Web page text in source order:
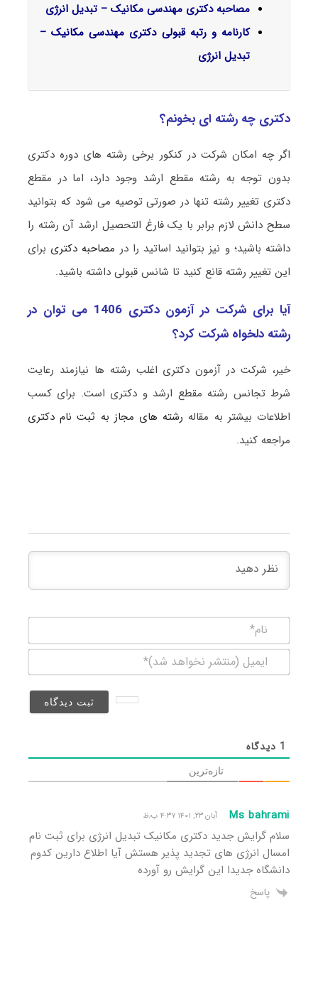
مصاحبه دکتری مهندسی مکانیک – تبدیل انرژی
کارنامه و رتبه قبولی دکتری مهندسی مکانیک –
تبدیل انرژی
دکتری چه رشته ای بخونم؟
اگر چه امکان شرکت در کنکور برخی رشته های دوره دکتری
بدون توجه به رشته مقطع ارشد وجود دارد، اما در مقطع
دکتری تغییر رشته تنها در صورتی توصیه می شود که بتوانید
سطح دانش لازم برابر با یک فارغ التحصیل ارشد آن رشته را
داشته باشید؛ و نیز بتوانید اساتید را در مصاحبه دکتری برای
این تغییر رشته قانع کنید تا شانس قبولی داشته باشید.
آیا برای شرکت در آزمون دکتری 1406 می توان در
رشته دلخواه شرکت کرد؟
خیر، شرکت در آزمون دکتری اغلب رشته ها نیازمند رعایت
شرط تجانس رشته مقطع ارشد و دکتری است. برای کسب
اطلاعات بیشتر به مقاله رشته های مجاز به ثبت نام دکتری
مراجعه کنید.
(منتشر
1 دیدگاه
تازه‌ترین
Ms bahrami آبان ۲۳, ۱۴۰۱ ۴:۳۷ ب٫ظ
سلام گرایش جدید دکتری مکانیک تبدیل انرژی برای ثبت نام
امسال انرژی های تجدید پذیر هستش آیا اطلاع دارین کدوم
دانشگاه جدیدا این گرایش رو آورده
پاسخ